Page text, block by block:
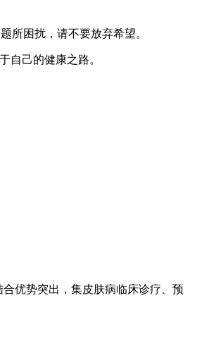
所困扰，请不要放弃希望。
自己的健康之路。
优势突出，集皮肤病临床诊疗、预